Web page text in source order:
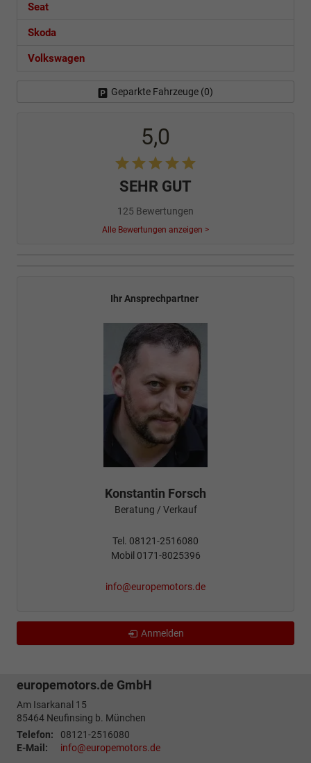
Seat
Skoda
Volkswagen
Geparkte Fahrzeuge (0)
5,0
SEHR GUT
125 Bewertungen
Alle Bewertungen anzeigen >
Ihr Ansprechpartner
Konstantin Forsch
Beratung / Verkauf
Tel. 08121-2516080
Mobil 0171-8025396
info@europemotors.de
Anmelden
europemotors.de GmbH
Am Isarkanal 15
85464 Neufinsing b. München
Telefon:
08121-2516080
E-Mail:
info@europemotors.de